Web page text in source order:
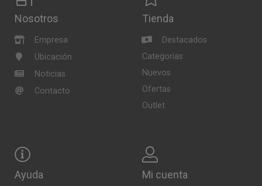
Nosotros
Empresa
Ubicación
Noticias
Contacto
Tienda
Destacados
Categorías
Nuevos
Ofertas
Outlet
Ayuda Mi cuenta